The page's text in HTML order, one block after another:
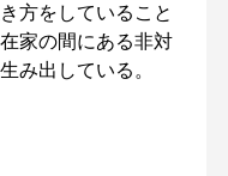
方をしていること
家の間にある非対
み出している。